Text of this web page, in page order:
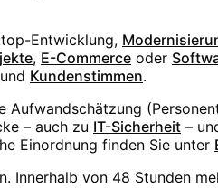
Entwicklung,
, E-Commerce oder
und Kundenstimmen.
Aufwandschätzung
– auch zu IT-Sicherheit –
Einordnung finden Sie unter
Innerhalb von 48 Stunden